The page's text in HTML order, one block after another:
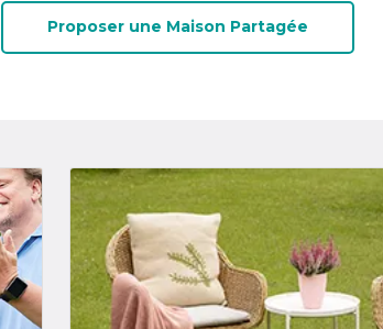
Proposer une Maison Partagée